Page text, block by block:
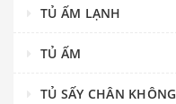
TỦ ẤM LẠNH
TỦ ẤM
TỦ SẤY CHÂN KHÔNG